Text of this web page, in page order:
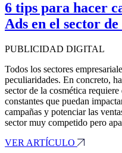
6 tips para hacer
Ads en el sector
PUBLICIDAD DIGITAL
Todos los sectores
peculiaridades. En concreto,
sector de la cosmética
constantes que puedan
campañas y potenciar las
sector muy competido pero
VER ARTÍCULO